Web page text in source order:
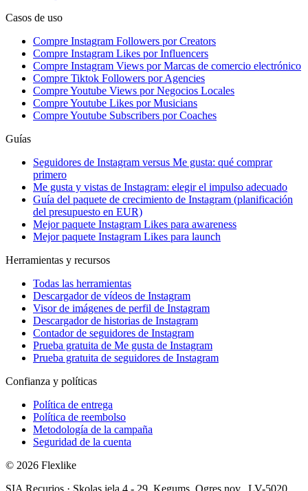
Casos de uso
Compre Instagram Followers por Creators
Compre Instagram Likes por Influencers
Compre Instagram Views por Marcas de comercio electrónico
Compre Tiktok Followers por Agencies
Compre Youtube Views por Negocios Locales
Compre Youtube Likes por Musicians
Compre Youtube Subscribers por Coaches
Guías
Seguidores de Instagram versus Me gusta: qué comprar
primero
Me gusta y vistas de Instagram: elegir el impulso adecuado
Guía del paquete de crecimiento de Instagram (planificación
del presupuesto en EUR)
Mejor paquete Instagram Likes para awareness
Mejor paquete Instagram Likes para launch
Herramientas y recursos
Todas las herramientas
Descargador de vídeos de Instagram
Visor de imágenes de perfil de Instagram
Descargador de historias de Instagram
Contador de seguidores de Instagram
Prueba gratuita de Me gusta de Instagram
Prueba gratuita de seguidores de Instagram
Confianza y políticas
Política de entrega
Política de reembolso
Metodología de la campaña
Seguridad de la cuenta
© 2026 Flexlike